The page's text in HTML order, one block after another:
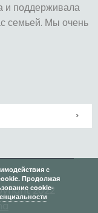
и поддерживала
семьей. Мы очень
>
2022
с
Продолжая
cookie-